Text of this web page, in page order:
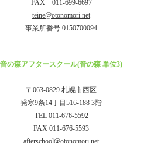
FAX 011-699-6697
teine@otonomori.net
事業所番号 0150700094
音の森アフタースクール(音の森 単位3)
〒063-0829 札幌市西区
発寒9条14丁目516-188 3階
TEL 011-676-5592
FAX 011-676-5593
afterschool@otonomori.net